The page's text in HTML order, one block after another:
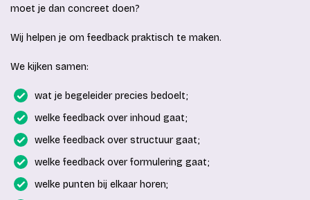
moet je dan concreet doen?
Wij helpen je om feedback praktisch te maken.
We kijken samen:
wat je begeleider precies bedoelt;
welke feedback over inhoud gaat;
welke feedback over structuur gaat;
welke feedback over formulering gaat;
welke punten bij elkaar horen;